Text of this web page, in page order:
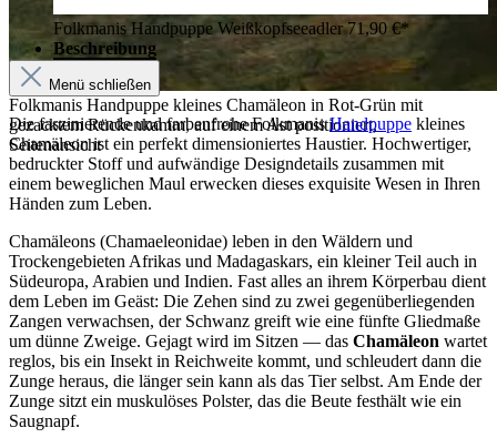
Folkmanis Handpuppe kleines Chamäleon in Rot-Grün mit
gezacktem Rückenkamm, auf einem Ast positioniert,
Seitenansicht
Folkmanis Handpuppe Weißkopfseeadler71,90 €*
Beschreibung
Menü schließen
Die faszinierende und farbenfrohe FolkmanisHandpuppe kleines
Chamäleon ist ein perfekt dimensioniertes Haustier. Hochwertiger,
bedruckter Stoff und aufwändige Designdetails zusammen mit
einem beweglichen Maul erwecken dieses exquisite Wesen in Ihren
Händen zum Leben.
Chamäleons (Chamaeleonidae) leben in den Wäldern und
Trockengebieten Afrikas und Madagaskars, ein kleiner Teil auch in
Südeuropa, Arabien und Indien. Fast alles an ihrem Körperbau dient
dem Leben im Geäst: Die Zehen sind zu zwei gegenüberliegenden
Zangen verwachsen, der Schwanz greift wie eine fünfte Gliedmaße
um dünne Zweige. Gejagt wird im Sitzen — das Chamäleon wartet
reglos, bis ein Insekt in Reichweite kommt, und schleudert dann die
Zunge heraus, die länger sein kann als das Tier selbst. Am Ende der
Zunge sitzt ein muskulöses Polster, das die Beute festhält wie ein
Saugnapf.